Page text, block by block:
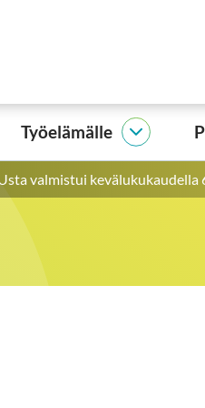
Työelämälle
alasivut
valmistui kevälukukaudella